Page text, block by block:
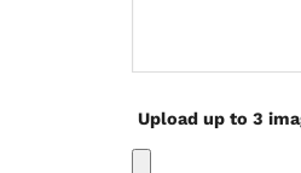
Upload up to 3